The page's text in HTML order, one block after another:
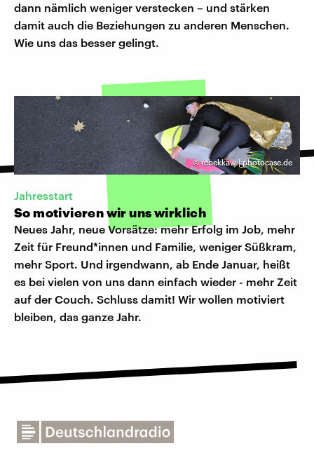
dann nämlich weniger verstecken – und stärken
damit auch die Beziehungen zu anderen Menschen.
Wie uns das besser gelingt.
©rebekkaw | photocase.de
Jahresstart
So motivieren wir uns wirklich
Neues Jahr, neue Vorsätze: mehr Erfolg im Job, mehr
Zeit für Freund*innen und Familie, weniger Süßkram,
mehr Sport. Und irgendwann, ab Ende Januar, heißt
es bei vielen von uns dann einfach wieder - mehr Zeit
auf der Couch. Schluss damit! Wir wollen motiviert
bleiben, das ganze Jahr.